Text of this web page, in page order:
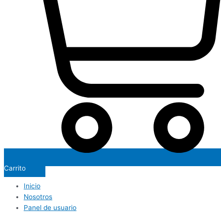
Carrito
Inicio
Nosotros
Panel de usuario